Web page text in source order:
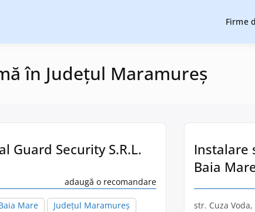
de protecție și pază, instalare sisteme de alarmare și Firme
în Județul Maramureș
Guard Security S.R.L.
adaugă o recomandare
Mare Județul Maramureș
Instalare
Baia
str. Cuza